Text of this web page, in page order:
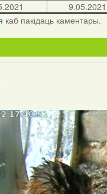
9.05.2021
каб пакідаць каментары.